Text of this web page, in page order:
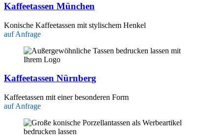
Kaffeetassen München
Konische Kaffeetassen mit stylischem Henkel
auf Anfrage
Kaffeetassen Nürnberg
Kaffeetassen mit einer besonderen Form
auf Anfrage